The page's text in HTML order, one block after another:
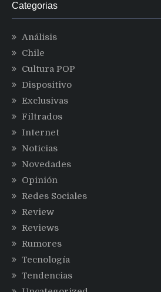
Categorias
Análisis
Chile
Cultura POP
Dispositivo
Exclusivas
Filtrados
Internet
Noticias
Novedades
Opinión
Redes Sociales
Review
Reviews
Rumores
Tecnología
Tendencias